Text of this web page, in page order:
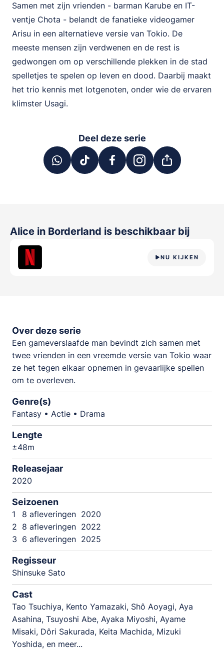
Samen met zijn vrienden - barman Karube en IT-
ventje Chota - belandt de fanatieke videogamer
Arisu in een alternatieve versie van Tokio. De
meeste mensen zijn verdwenen en de rest is
gedwongen om op verschillende plekken in de stad
spelletjes te spelen op leven en dood. Daarbij maakt
het trio kennis met lotgenoten, onder wie de ervaren
klimster Usagi.
Deel deze serie
Alice in Borderland is beschikbaar bij
NU KIJKEN
Over deze serie
Een gameverslaafde man bevindt zich samen met
twee vrienden in een vreemde versie van Tokio waar
ze het tegen elkaar opnemen in gevaarlijke spellen
om te overleven.
Genre(s)
Fantasy • Actie • Drama
Lengte
±48m
Releasejaar
2020
Seizoenen
1 8 afleveringen 2020
2 8 afleveringen 2022
3 6 afleveringen 2025
Regisseur
Shinsuke Sato
Cast
Tao Tsuchiya, Kento Yamazaki, Shô Aoyagi, Aya
Asahina, Tsuyoshi Abe, Ayaka Miyoshi, Ayame
Misaki, Dôri Sakurada, Keita Machida, Mizuki
Yoshida, en meer...